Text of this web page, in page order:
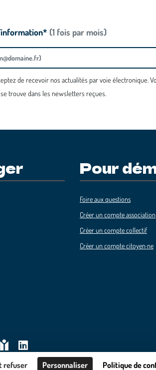
(1 fois par mois)
de recevoir nos actualités par voie électronique.
trouve dans les newsletters reçues.
Pour
Foire aux questions
Créer un compte association
Créer un compte collectif
Créer un compte citoyen·ne
refuser Personnaliser Politique de